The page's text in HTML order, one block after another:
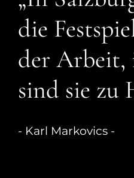
die
der
sind sie zu
- Karl Markovics -